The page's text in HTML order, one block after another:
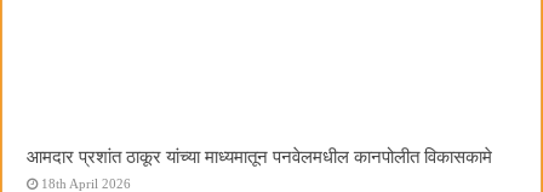
आमदार प्रशांत ठाकूर यांच्या माध्यमातून पनवेलमधील कानपोलीत विकासकामे
18th April 2026